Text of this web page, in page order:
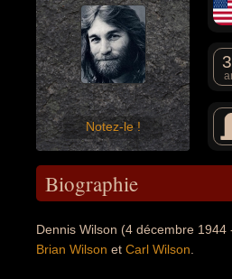
Notez-le !
Biographie
Dennis Wilson (4 décembre
Brian Wilson et Carl Wilson